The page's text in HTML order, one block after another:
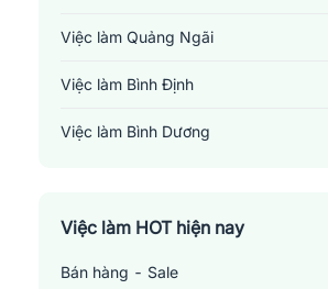
Việc làm Quảng Ngãi
Việc làm Bình Định
Việc làm Bình Dương
Việc làm TP. Hồ Chí Minh
Việc làm Cần Thơ
Việc làm HOT hiện nay
Bán hàng - Sale